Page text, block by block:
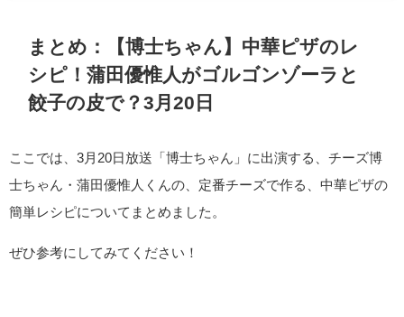
まとめ：【博士ちゃん】中華ピザのレ
シピ！蒲田優惟人がゴルゴンゾーラと
餃子の皮で？3月20日
ここでは、3月20日放送「博士ちゃん」に出演する、チーズ博
士ちゃん・蒲田優惟人くんの、定番チーズで作る、中華ピザの
簡単レシピについてまとめました。
ぜひ参考にしてみてください！